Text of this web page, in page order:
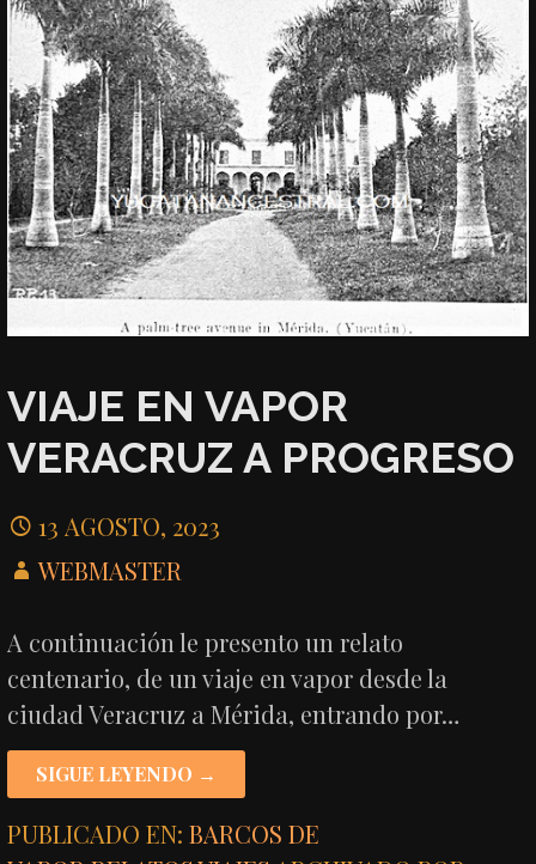
VIAJE EN VAPOR
VERACRUZ A PROGRESO
13 AGOSTO, 2023
WEBMASTER
A continuación le presento un relato
centenario, de un viaje en vapor desde la
ciudad Veracruz a Mérida, entrando por…
SIGUE LEYENDO →
PUBLICADO EN:BARCOS DE